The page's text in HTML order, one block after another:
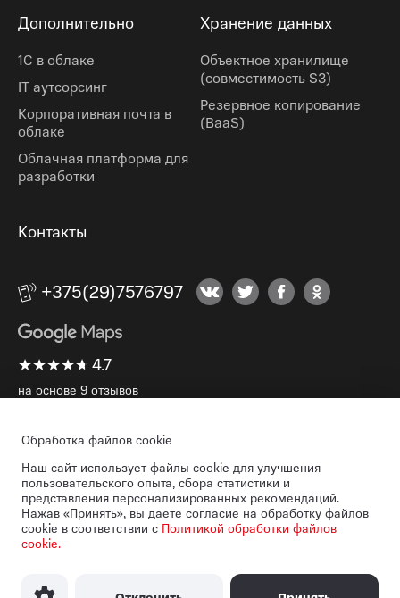
Дополнительно
1С в облаке
IT аутсорсинг
Корпоративная почта в
облаке
Облачная платформа для
разработки
Хранение данных
Объектное хранилище
(cовместимость S3)
Резервное копирование
(BaaS)
Контакты
+375(29)7576797
★★★★★
★★★★★ 4.7
на основе 9 отзывов
© 2026 СООО «Мобильные ТелеСистемы».
г. Минск,пр. Независимости 95-4
Обработка файлов cookie
Наш сайт использует файлы cookie для улучшения
пользовательского опыта, сбора статистики и
представления персонализированных рекомендаций.
Нажав «Принять», вы даете согласие на обработку файлов
cookie в соответствии с Политикой обработки файлов
cookie.